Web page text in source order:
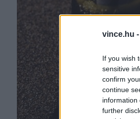
vince.hu -
If you wish
sensitive
confirm
continue
information
further